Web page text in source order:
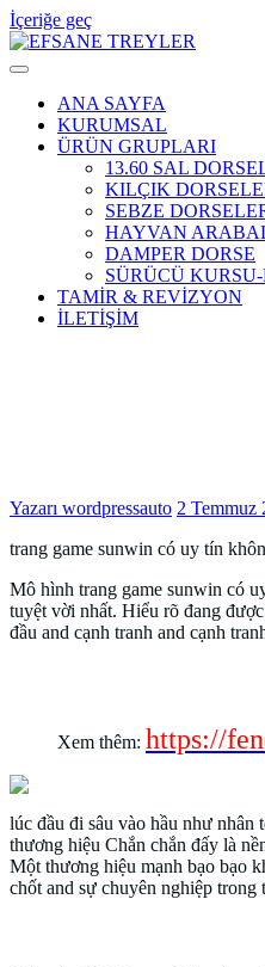
İçeriğe geç
EFSANE TREYLER
ANA SAYFA
KURUMSAL
ÜRÜN GRUPLARI
13.60 SAL
KILÇIK
SEBZE
HAYVAN
DAMPER DORSE
SÜRÜCÜ
TAMİR & REVİZYON
İLETİŞİM
Yazarı wordpressauto 2 Temmuz
trang game sunwin có uy tín
Mô hình trang game sunwin có
tuyệt vời nhất. Hiểu rõ đang
đầu and cạnh tranh and cạnh
Xem thêm: https://
lúc đầu đi sâu vào hầu như nhân
thương hiệu Chắn chắn đấy là
Một thương hiệu mạnh bạo bạo
chốt and sự chuyên nghiệp